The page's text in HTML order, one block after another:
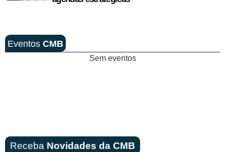
Eventos CMB
Sem eventos
Receba Novidades da CMB